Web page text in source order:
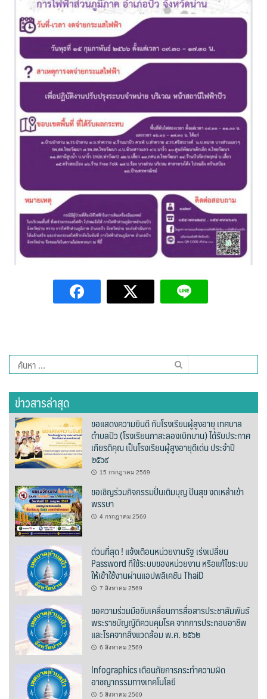
HOMU Villa
Montha Residence
Shanti – Retreat
กรีนฮิลล์รีสอร์ท
ก๋างโต้งคอฟฟี่รีสอร์ท
ชมพูภูคารีสอร์ท
ตูบฮิมโต้งโฮมสเตย์
นครน่านอพาร์ทเม้น
นะลาวิวรีสอร์ท
นาต้นบัวโฮมสเตย์
นาไผ่ปัววิว
บวกบัววิวรีสอร์ท
บ้านกังหัน @ ปัวคอทเทจ
บ้านต้นคูณ
บ้านปัว ปลายนา
บ้านพักชมดอย
บ้านยลญภา
บ้านริมทุ่งรีสอร์ท
บ้านสวนศรีสุขโฮมสเตย์
บ้านฮิมนาปัว
บ้านไม้ปลายนา
ค้นหา
สำหรับ:
ข่าวสารล่าสุด
ขอแสดงความยินดี กับโรงเรียนผู้สูงอายุ เทศบาล
ตำบลปัว (โรงเรียนกาสะลองเบิกบาน) ได้รับประกาศ
เกียรติคุณ เป็นโรงเรียนผู้สูงอายุดีเด่น ประจำปี
๒๕๖๙
15 กรกฎาคม 2569
ขอเชิญร่วมกิจกรรมปั่นเติมบุญ ปันสุข งดเหล้าเข้า
พรรษา
4 กรกฎาคม 2569
ด่วนที่สุด ! แจ้งเตือนหน่วยงานรัฐ เร่งเปลี่ยน
Password ที่ใช้ระบบของหน่วยงาน หรือแก้ไขระบบ
ให้เข้าใช้งานผ่านแอปพลิเคชัน ThaiD
7 สิงหาคม 2569
ขอความร่วมมือขับเคลื่อนการสื่อสารประชาสัมพันธ์
พระราชบัญญัติควบคุมโรค จากการประกอบอาชีพ
และโรคจากสิ่งแวดล้อม พ.ศ. ๒๕๖๒
6 สิงหาคม 2569
Infographics เตือนภัยการกระทำความผิด
อาชญากรรมทางเทคโนโลยี
5 สิงหาคม 2569